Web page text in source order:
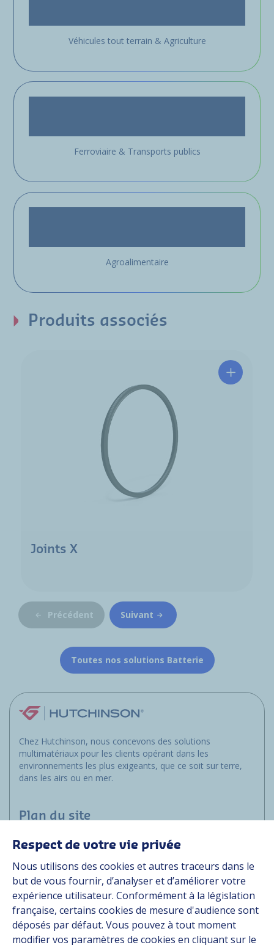
Véhicules tout terrain & Agriculture
Ferroviaire & Transports publics
Agroalimentaire
Produits associés
Joints X
Précédent Suivant
Toutes nos solutions Batterie
Chez Hutchinson, nous concevons des solutions
multimatériaux pour les clients opérant dans les
environnements les plus exigeants, que ce soit sur terre,
dans les airs ou en mer.
Plan du site
Applications
Solutions
Ressources
À propos
Carrière
Contact
Respect de votre vie privée
Nous utilisons des cookies et autres traceurs dans le
but de vous fournir, d’analyser et d’améliorer votre
expérience utilisateur. Conformément à la législation
française, certains cookies de mesure d'audience sont
déposés par défaut. Vous pouvez à tout moment
modifier vos paramètres de cookies en cliquant sur le